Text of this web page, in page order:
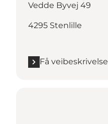
Vedde Byvej 49
4295 Stenlille
Få veibeskrivelse